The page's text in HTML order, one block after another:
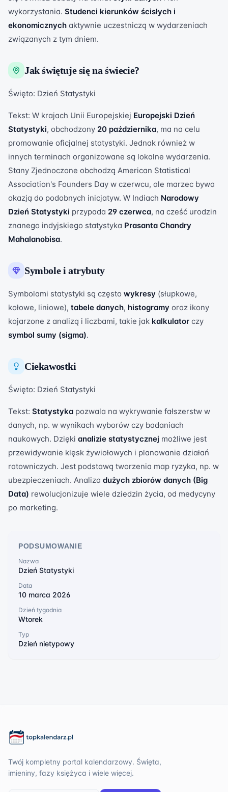
wykorzystania. Studenci kierunków ścisłych i
ekonomicznych aktywnie uczestniczą w wydarzeniach
związanych z tym dniem.
Jak świętuje się na świecie?
Święto: Dzień Statystyki
Tekst: W krajach Unii Europejskiej Europejski Dzień
Statystyki, obchodzony 20 października, ma na celu
promowanie oficjalnej statystyki. Jednak również w
innych terminach organizowane są lokalne wydarzenia.
Stany Zjednoczone obchodzą American Statistical
Association's Founders Day w czerwcu, ale marzec bywa
okazją do podobnych inicjatyw. W Indiach Narodowy
Dzień Statystyki przypada 29 czerwca, na cześć urodzin
znanego indyjskiego statystyka Prasanta Chandry
Mahalanobisa.
Symbole i atrybuty
Symbolami statystyki są często wykresy (słupkowe,
kołowe, liniowe), tabele danych, histogramy oraz ikony
kojarzone z analizą i liczbami, takie jak kalkulator czy
symbol sumy (sigma).
Ciekawostki
Święto: Dzień Statystyki
Tekst: Statystyka pozwala na wykrywanie fałszerstw w
danych, np. w wynikach wyborów czy badaniach
naukowych. Dzięki analizie statystycznej możliwe jest
przewidywanie klęsk żywiołowych i planowanie działań
ratowniczych. Jest podstawą tworzenia map ryzyka, np. w
ubezpieczeniach. Analiza dużych zbiorów danych (Big
Data) rewolucjonizuje wiele dziedzin życia, od medycyny
po marketing.
PODSUMOWANIE
Nazwa
Dzień Statystyki
Data
10 marca 2026
Dzień tygodnia
Wtorek
Typ
Dzień nietypowy
Twój kompletny portal kalendarzowy. Święta,
imieniny, fazy księżyca i wiele więcej.